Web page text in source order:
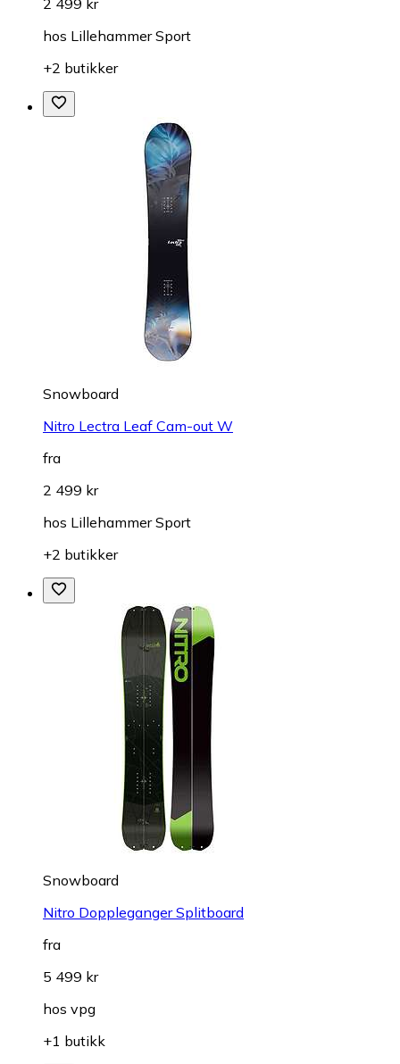
hos Lillehammer Sport
+2 butikker
Snowboard
Nitro Lectra Leaf Cam-out W
fra
2 499 kr
hos Lillehammer Sport
+2 butikker
Snowboard
Nitro Doppleganger Splitboard
fra
5 499 kr
hos vpg
+1 butikk